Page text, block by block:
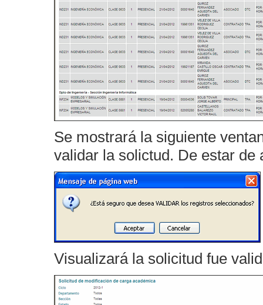
Se mostrará la siguiente
validar la solictud. De estar
Visualizará la solicitud fue